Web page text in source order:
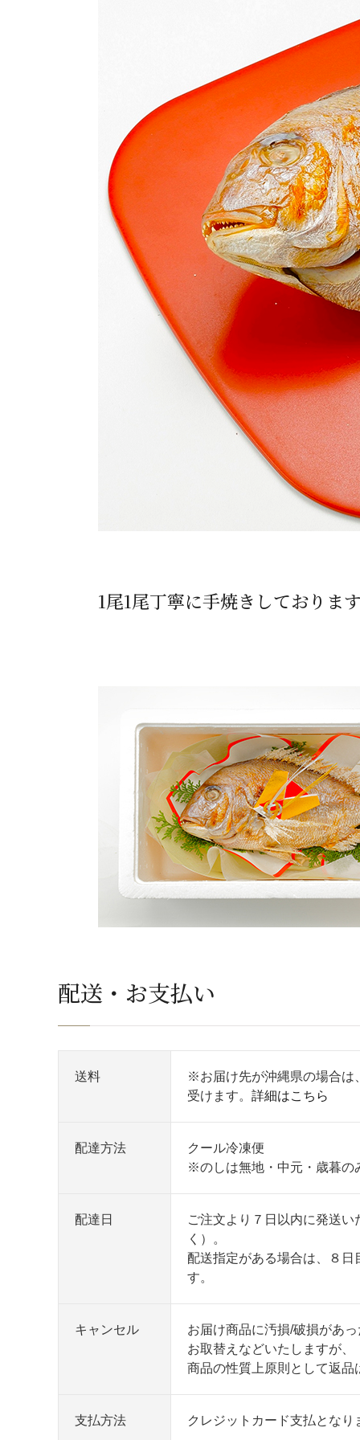
1尾1尾丁寧に手焼きしておりま
配送・お支払い
送料
※お届け先が沖縄県の場合は
受けます。 詳細はこちら
配達方法
クール冷凍便
※のしは無地・中元・歳暮の
配達日
ご注文より７日以内に発送い
く）。
配送指定がある場合は、８
す。
キャンセル
お届け商品に汚損/破損があ
お取替えなどいたしますが、
商品の性質上原則として返品
支払方法 クレジットカード支払となり